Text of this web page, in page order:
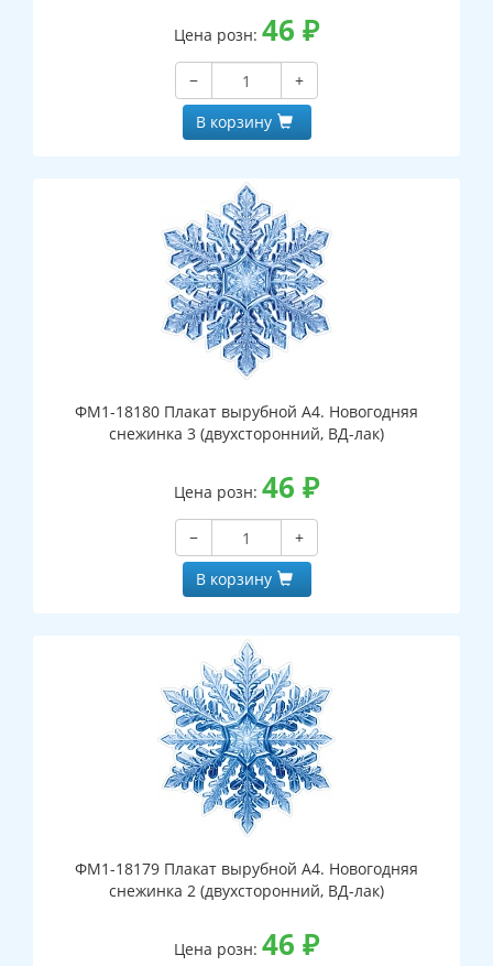
Цена розн: 46 ₽
−
+
В корзину
ФМ1-18180 Плакат вырубной А4. Новогодняя
снежинка 3 (двухсторонний, ВД-лак)
Цена розн: 46 ₽
−
+
В корзину
ФМ1-18179 Плакат вырубной А4. Новогодняя
снежинка 2 (двухсторонний, ВД-лак)
Цена розн: 46 ₽